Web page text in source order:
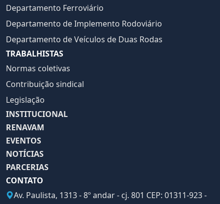
Departamento Ferroviário
Departamento de Implemento Rodoviário
Departamento de Veículos de Duas Rodas
TRABALHISTAS
Normas coletivas
Contribuição sindical
Legislação
INSTITUCIONAL
RENAVAM
EVENTOS
NOTÍCIAS
PARCERIAS
CONTATO
Av. Paulista, 1313 - 8º andar - cj. 801 CEP: 01311-923 -